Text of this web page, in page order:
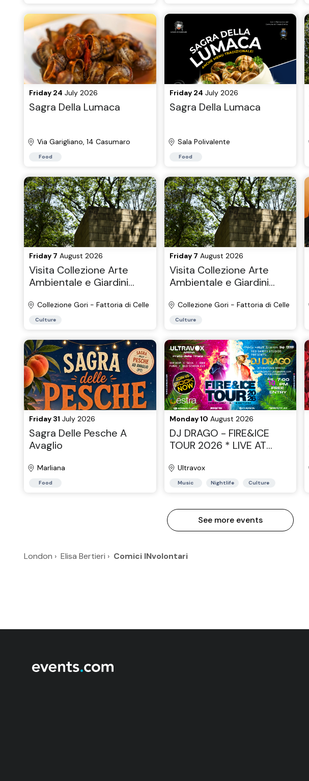
Friday 24 July 2026
Sagra Della Lumaca
Via Garigliano, 14 Casumaro
Food
Friday 24 July 2026
Sagra Della Lumaca
Sala Polivalente
Food
Friday 7 August 2026
Visita Collezione Arte
Ambientale e Giardini
Collezione Gori - Fattoria di Celle
Culture
Friday 7 August 2026
Visita Collezione Arte
Ambientale e Giardini
Collezione Gori - Fattoria di Celle
Culture
Friday 31 July 2026
Sagra Delle Pesche A
Avaglio
Marliana
Food
Monday 10 August 2026
DJ DRAGO - FIRE&ICE
TOUR 2026 * LIVE AT
Ultravox
Music Nightlife Culture
See more events
London › Elisa Bertieri › Comici INvolontari